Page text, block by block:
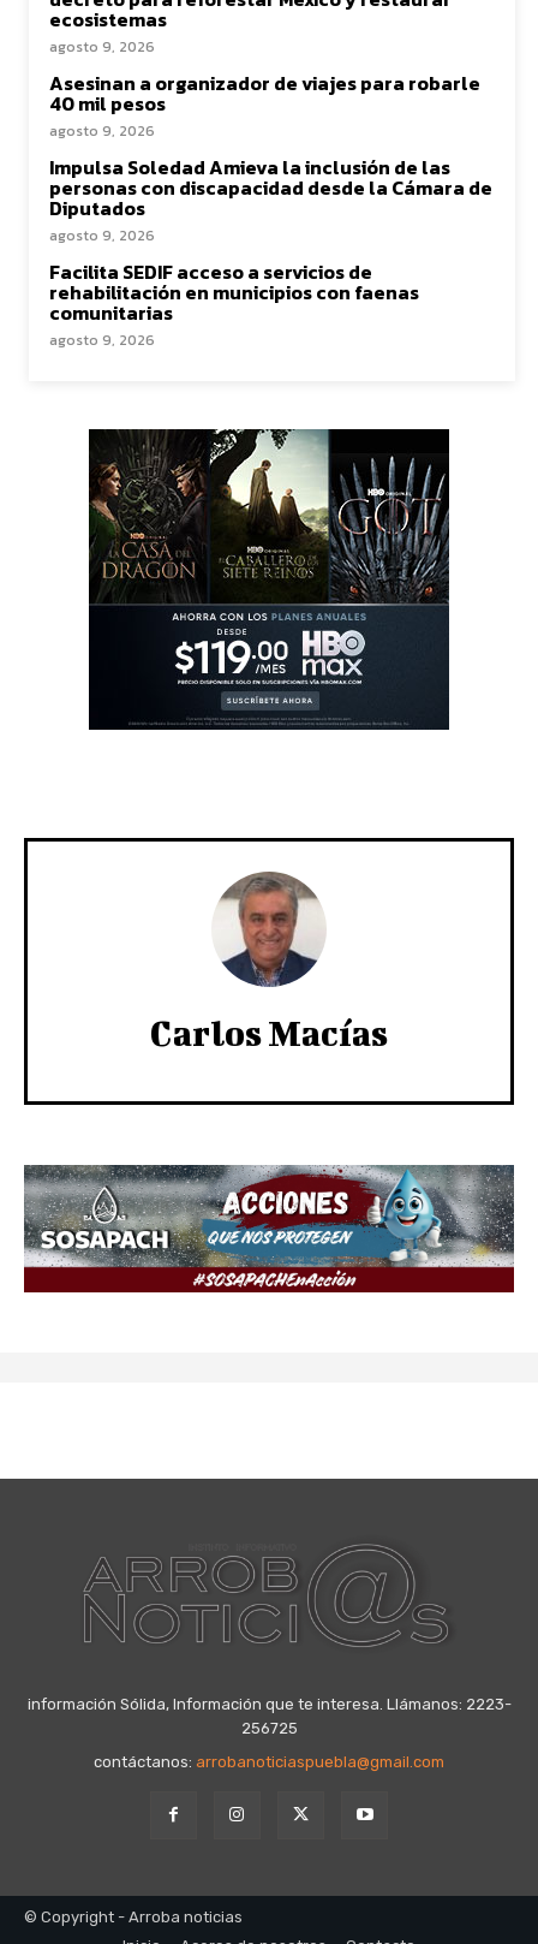
ecosistemas
agosto 9, 2026
Asesinan a organizador de viajes para robarle
40 mil pesos
agosto 9, 2026
Impulsa Soledad Amieva la inclusión de las
personas con discapacidad desde la Cámara de
Diputados
agosto 9, 2026
Facilita SEDIF acceso a servicios de
rehabilitación en municipios con faenas
comunitarias
agosto 9, 2026
Carlos Macías
información Sólida, Información que te interesa. Llámanos: 2223-
256725
contáctanos: arrobanoticiaspuebla@gmail.com
© Copyright - Arroba noticias